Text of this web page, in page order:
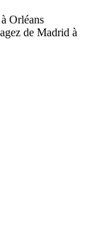
Orléans
de Madrid à